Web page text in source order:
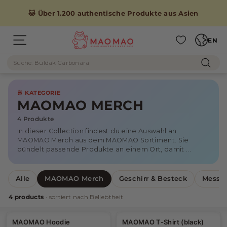
🐱 Über 1.200 authentische Produkte aus Asien
Site navigation
M
A
O
O
EN
Search
🍜 KATEGORIE
MAOMAO MERCH
4 Produkte
In dieser Collection findest du eine Auswahl an
MAOMAO Merch aus dem MAOMAO Sortiment. Sie
bündelt passende Produkte an einem Ort, damit ...
Alle MAOMAO Merch Geschirr & Besteck
4 products · sortiert nach Beliebtheit
-10%
MAOMAO Hoodie
MAOMAO T-Shirt (black)